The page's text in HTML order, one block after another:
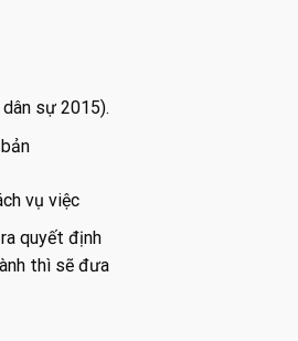
sự 2015).
vụ việc
quyết định
thì sẽ đưa